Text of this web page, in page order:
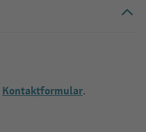
Kontaktformular.